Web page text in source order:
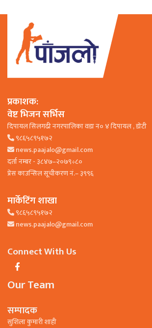
प्रकाशक:
वेष्ट भिजन सर्भिस
दिपायल सिलगढी नगरपालिका वडा न० ४ दिपायल , डाेटी
९८६५८९५१७२
news.paajalo@gmail.com
दर्ता नम्बर - ३८४७–२०७९÷८०
प्रेस काउन्सिल सूचीकरण नं.– ३९९६
मार्केटिंग शाखा
९८६५८९५१७२
news.paajalo@gmail.com
Connect With Us
Our Team
सम्पादक
सुशिला कुमारी शाही